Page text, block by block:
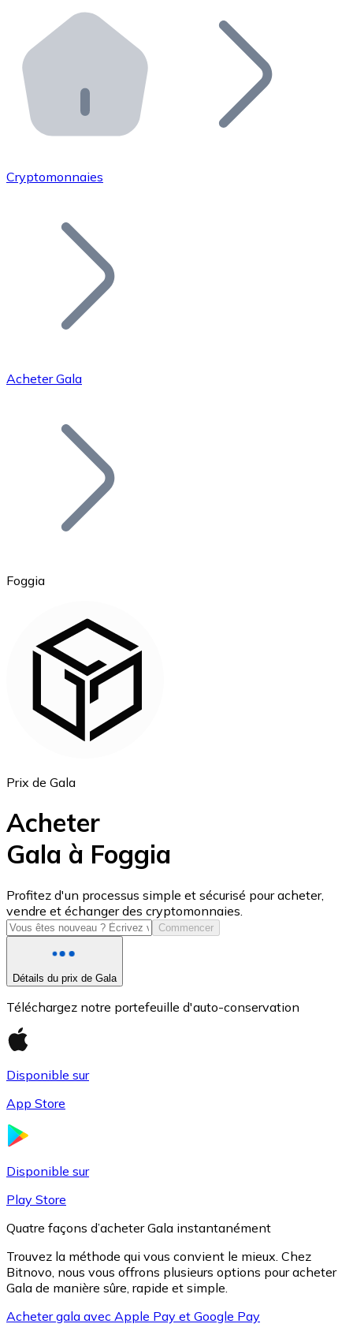
Distributeurs automatiques Bitnovo
Intégrez un ATM Bitnovo dans votre entreprise et
API Bitnovo
Intégrez notre API dans votre écosystème.
Rejoignez notre réseau de distributeurs et
Ajoutez le token de votre projet à notre service
Bitcoin
Ethereum
USD Coin
USDC
Cryptomonnaies
Acheter Gala
Foggia
Prix de Gala
Acheter
Gala à Foggia
Profitez d'un processus simple et sécurisé pour acheter,
vendre et échanger des cryptomonnaies.
Commencer
Détails du prix de Gala
Téléchargez notre portefeuille d'auto-conservation
Disponible sur
App Store
Disponible sur
Play Store
Quatre façons d’acheter Gala instantanément
Trouvez la méthode qui vous convient le mieux. Chez
Bitnovo, nous vous offrons plusieurs options pour acheter
Gala de manière sûre, rapide et simple.
Acheter gala avec Apple Pay et Google Pay